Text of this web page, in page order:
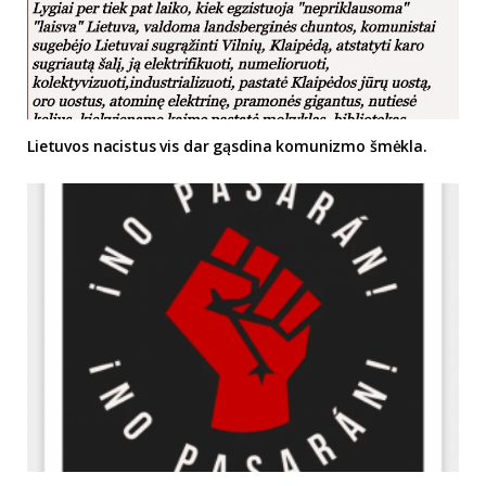
Lietuvos nacistus vis dar gąsdina komunizmo šmėkla.